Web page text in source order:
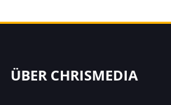
ÜBER CHRISMEDIA